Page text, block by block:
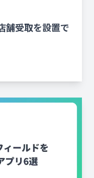
舗受取を設置で